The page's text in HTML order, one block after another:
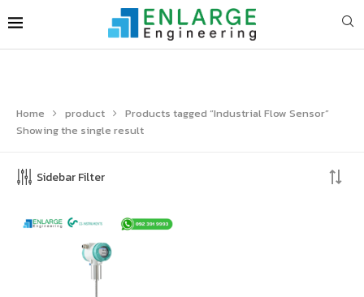
Home product
Products tagged “Industrial Flow Sensor”
Showing the single result
Sidebar Filter